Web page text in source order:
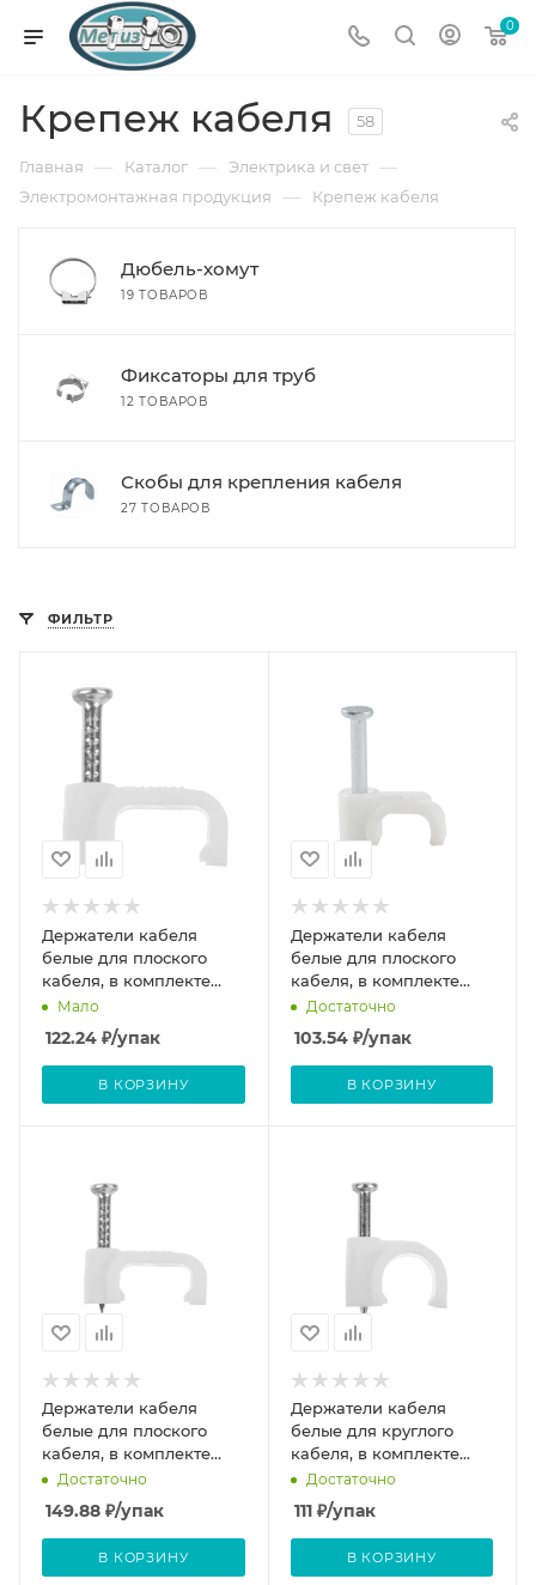
0
Крепеж кабеля 58
Главная — Каталог — Электрика и свет —
Электромонтажная продукция — Крепеж кабеля
Дюбель-хомут
19 ТОВАРОВ
Фиксаторы для труб
12 ТОВАРОВ
Скобы для крепления кабеля
27 ТОВАРОВ
ФИЛЬТР
Держатели кабеля
белые для плоского
кабеля, в комплекте
гвозди 1,8х18мм, 8мм
Мало
122.24 ₽/упак
В КОРЗИНУ
Держатели кабеля
белые для плоского
кабеля, в комплекте
гвозди 1,7х17мм, 7мм
Достаточно
103.54₽/упак
В КОРЗИНУ
Держатели кабеля
белые для плоского
кабеля, в комплекте
гвозди 1,9х22мм, 10мм
Достаточно
149.88 ₽/упак
В КОРЗИНУ
Держатели кабеля
белые для круглого
кабеля, в комплекте
гвозди 1,7х17мм, 7мм
100шт
Достаточно
111₽/упак
В КОРЗИНУ